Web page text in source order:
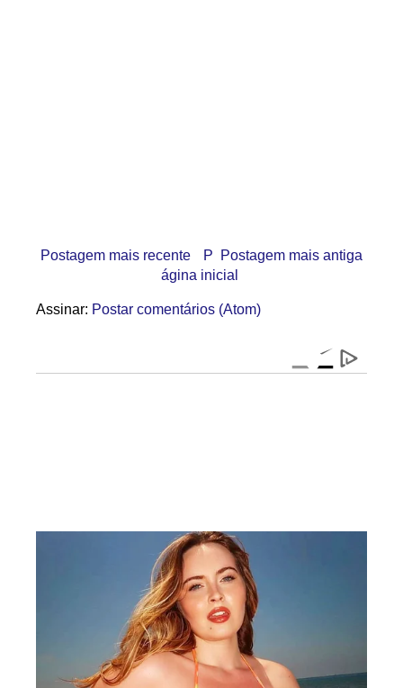
Postagem mais recente Postagem mais antiga
P
ágina inicial
Assinar: Postar comentários (Atom)